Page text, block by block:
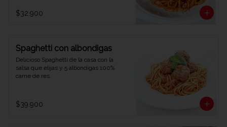
$32.900
Spaghetti con albondigas
Delicioso Spaghetti de la casa con la
salsa que elijas y 5 albondigas 100%
carne de res.
$39.900